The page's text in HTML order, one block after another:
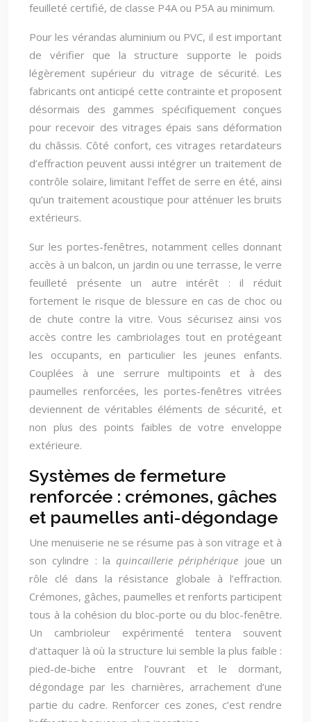
feuilleté certifié, de classe P4A ou P5A au minimum.
Pour les vérandas aluminium ou PVC, il est important
de vérifier que la structure supporte le poids
légèrement supérieur du vitrage de sécurité. Les
fabricants ont anticipé cette contrainte et proposent
désormais des gammes spécifiquement conçues
pour recevoir des vitrages épais sans déformation
du châssis. Côté confort, ces vitrages retardateurs
d’effraction peuvent aussi intégrer un traitement de
contrôle solaire, limitant l’effet de serre en été, ainsi
qu’un traitement acoustique pour atténuer les bruits
extérieurs.
Sur les portes-fenêtres, notamment celles donnant
accès à un balcon, un jardin ou une terrasse, le verre
feuilleté présente un autre intérêt : il réduit
fortement le risque de blessure en cas de choc ou
de chute contre la vitre. Vous sécurisez ainsi vos
accès contre les cambriolages tout en protégeant
les occupants, en particulier les jeunes enfants.
Couplées à une serrure multipoints et à des
paumelles renforcées, les portes-fenêtres vitrées
deviennent de véritables éléments de sécurité, et
non plus des points faibles de votre enveloppe
extérieure.
Systèmes de fermeture
renforcée : crémones, gâches
et paumelles anti-dégondage
Une menuiserie ne se résume pas à son vitrage et à
son cylindre : laquincaillerie périphérique joue un
rôle clé dans la résistance globale à l’effraction.
Crémones, gâches, paumelles et renforts participent
tous à la cohésion du bloc-porte ou du bloc-fenêtre.
Un cambrioleur expérimenté tentera souvent
d’attaquer là où la structure lui semble la plus faible :
pied-de-biche entre l’ouvrant et le dormant,
dégondage par les charnières, arrachement d’une
partie du cadre. Renforcer ces zones, c’est rendre